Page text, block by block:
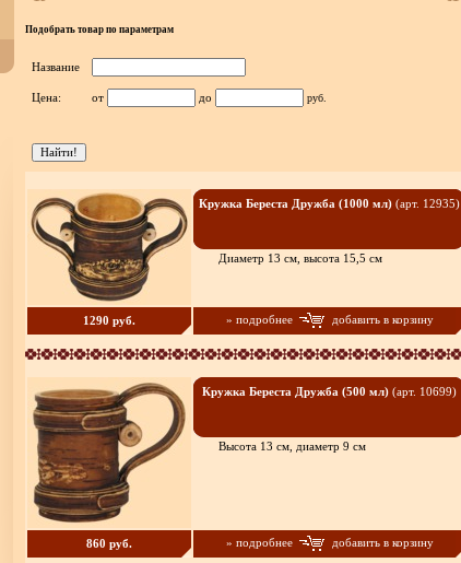
Подобрать товар по параметрам
Название
Цена: от до руб.
Кружка Береста Дружба (1000 мл) (арт. 12935)
Диаметр 13 см, высота 15,5 см
1290 руб. » подробнее добавить в корзину
Кружка Береста Дружба (500 мл) (арт. 10699)
Высота 13 см, диаметр 9 см
860 руб. » подробнее добавить в корзину